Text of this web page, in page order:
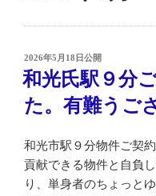
投
稿
日:
2026年5月18日公開
和光氏駅９分
た。有難うご
和光市駅９分物件ご契
貢献できる物件と自負
り、単身者のちょっと